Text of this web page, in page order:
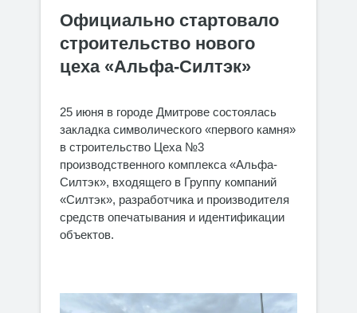
Официально стартовало
строительство нового
цеха «Альфа-Силтэк»
25 июня в городе Дмитрове состоялась
закладка символического «первого камня»
в строительство Цеха №3
производственного комплекса «Альфа-
Силтэк», входящего в Группу компаний
«Силтэк», разработчика и производителя
средств опечатывания и идентификации
объектов.